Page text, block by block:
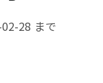
28 まで